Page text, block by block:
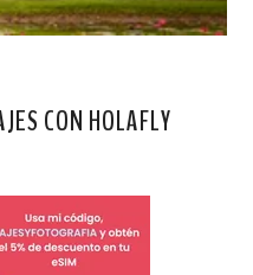
CON HOLAFLY